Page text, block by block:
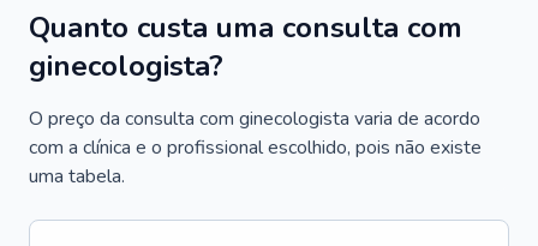
Quanto custa uma consulta com
ginecologista?
O preço da consulta com ginecologista varia de acordo
com a clínica e o profissional escolhido, pois não existe
uma tabela.